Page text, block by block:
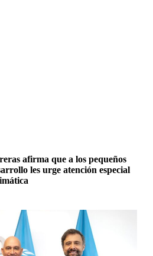
afirma que a los pequeños
les urge atención especial